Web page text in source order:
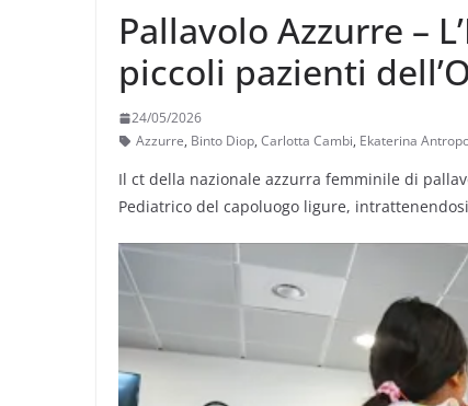
Pallavolo Azzurre – L’Italia di Velasco
piccoli pazienti
24/05/2026
Azzurre, Binto Diop, Carlotta Cambi, Ekaterina
Il ct della nazionale azzurra femminile di
Pediatrico del capoluogo ligure,